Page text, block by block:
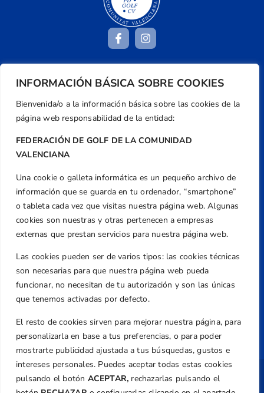
INFORMACIÓN BÁSICA SOBRE COOKIES
Bienvenida/o a la información básica sobre las cookies de la
página web responsabilidad de la entidad:
FEDERACIÓN DE GOLF DE LA COMUNIDAD
VALENCIANA
Una cookie o galleta informática es un pequeño archivo de
información que se guarda en tu ordenador, “smartphone”
o tableta cada vez que visitas nuestra página web. Algunas
cookies son nuestras y otras pertenecen a empresas
externas que prestan servicios para nuestra página web.
Las cookies pueden ser de varios tipos: las cookies técnicas
son necesarias para que nuestra página web pueda
funcionar, no necesitan de tu autorización y son las únicas
que tenemos activadas por defecto.
El resto de cookies sirven para mejorar nuestra página, para
personalizarla en base a tus preferencias, o para poder
mostrarte publicidad ajustada a tus búsquedas, gustos e
intereses personales. Puedes aceptar todas estas cookies
pulsando el botón ACEPTAR, rechazarlas pulsando el
Dirección
Centre de L´Esport, Carrer d'Isaac Peral i
Caballero, Nº 5, Despachos 2 y 3, 46980,
Teléfono
Email
federacion@golfcv.com
Aviso Legal
Política de Privacidad
Normativa
Federación
Copyright ©Federación de Golf de la